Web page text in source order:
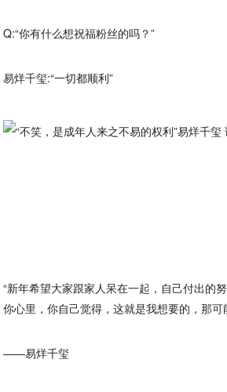
Q:“你有什么想祝福粉丝的吗？”
易烊千玺:“一切都顺利”
“新年希望大家跟家人呆在一起，自己付出的
你心里，你自己觉得，这就是我想要的，那可
——易烊千玺